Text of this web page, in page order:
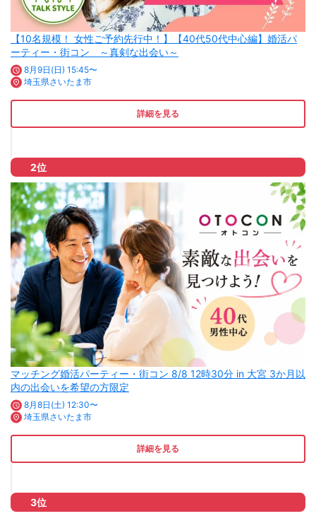
【10名規模！ 女性ご予約先行中！】【40代50代中心編】婚活パ
ーティー・街コン ～真剣な出会い～
8月9日(日) 15:45〜
埼玉県さいたま市
詳細を見る
2位
マッチング婚活パーティー・街コン 8/8 12時30分 in 大宮 3か月以
内の出会いを希望の方限定
8月8日(土) 12:30〜
埼玉県さいたま市
詳細を見る
3位